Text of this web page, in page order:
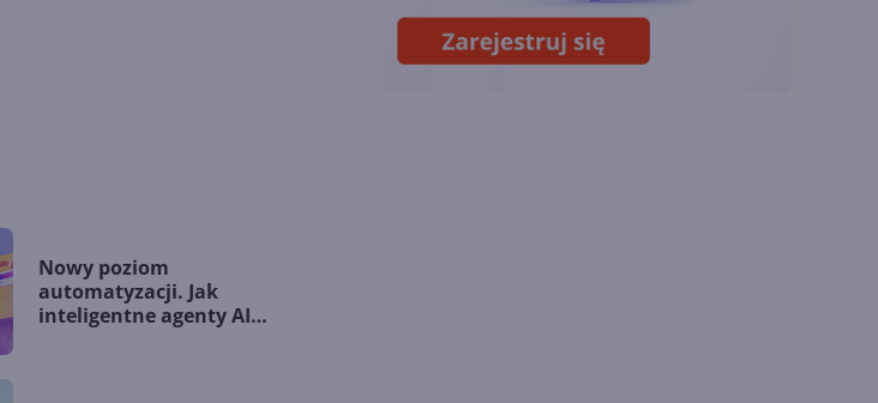
wspiera odkrycia
naukowe. OpenAI
startuje z nowym
Nowy poziom
automatyzacji. Jak
inteligentne agenty AI